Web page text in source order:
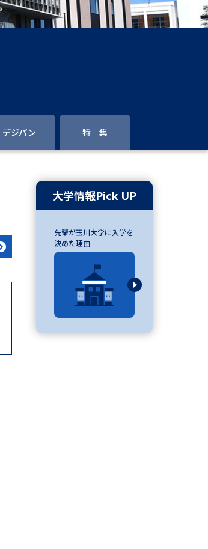
校卒業程度認定試験
大学検索
タルパンフレット
デジパン 特 集
大学情報Pick UP
先輩が玉川大学に入学を
決めた理由